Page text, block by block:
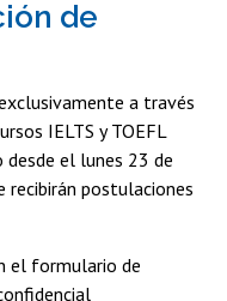
de
a través
IELTS y TOEFL
el lunes 23 de
recibirán postulaciones
el formulario de